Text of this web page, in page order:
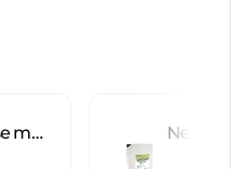
Skumlanse med 2 L beholder